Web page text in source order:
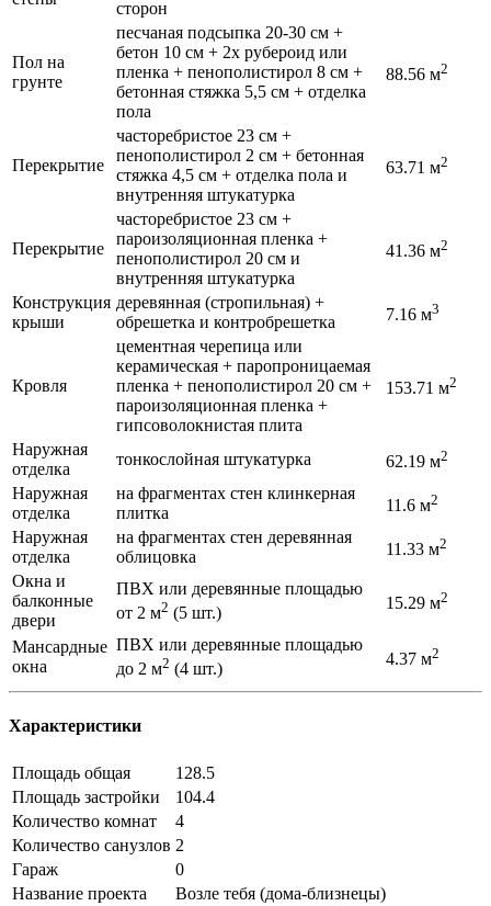
сторон
Пол на
грунте
песчаная подсыпка 20-30 см +
бетон 10 см + 2х рубероид или
пленка + пенополистирол 8 см +
бетонная стяжка 5,5 см + отделка
пола
88.56 м2
Перекрытиe
часторебристое 23 см +
пенополистирол 2 см + бетонная
стяжка 4,5 см + отделка пола и
внутренняя штукатурка
63.71 м2
Перекрытиe
часторебристое 23 см +
пароизоляционная пленка +
пенополистирол 20 см и
внутренняя штукатурка
41.36 м2
Конструкция
крыши
деревянная (стропильная) +
обрешетка и контробрешетка
7.16 м3
Кровля
цементная черепица или
керамическая + паропроницаемая
пленка + пенополистирол 20 см +
пароизоляционная пленка +
гипсоволокнистая плита
153.71 м2
Наружная
отделка
тонкослойная штукатурка 62.19 м2
Наружная
отделка
на фрагментах стен клинкерная
плитка
11.6 м2
Наружная
отделка
на фрагментах стен деревянная
облицовка
11.33 м2
Окна и
балконные
двери
ПВХ или деревянные площадью
от 2 м2 (5 шт.)
15.29 м2
Mансардные
окна
ПВХ или деревянные площадью
до 2 м2 (4 шт.)
4.37 м2
Характеристики
Площадь общая
128.5
Площадь застройки
104.4
Количество комнат
4
Количество санузлов 2
Гараж
0
Название проекта
Возле тебя (домa-близнецы)